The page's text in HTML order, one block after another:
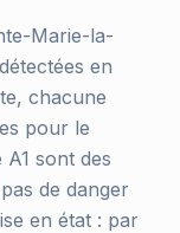
Marie-la-
en
chacune
pour le
sont des
de danger
en état : par